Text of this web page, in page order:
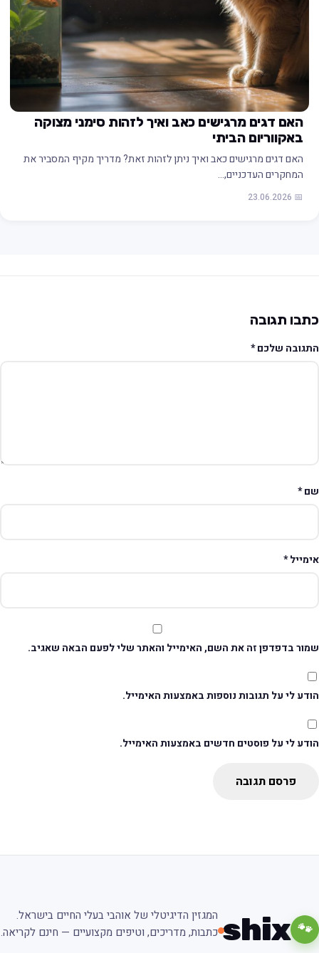
האם דגים מרגישים כאב ואיך לזהות סימני מצוקה
באקווריום הביתי
האם דגים מרגישים כאב ואיך ניתן לזהות זאת? מדריך מקיף המסביר את
המחקרים העדכניים,…
📅 23.06.2026
תגובה
שלכם*
*
*
בדפדפן זה את השם, האימייל והאתר שלי לפעם הבאה שאגיב.
לי על תגובות נוספות באמצעות האימייל.
לי על פוסטים חדשים באמצעות האימייל.
פרסם תגובה
🐾
shix
המגזין הדיגיטלי של אוהבי בעלי החיים בישראל.
כתבות, מדריכים, וטיפים מקצועיים — חינם לקריאה.